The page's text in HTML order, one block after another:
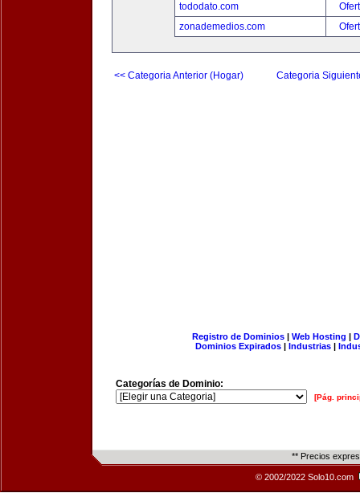
tododato.com
zonademedios.com
<< Categoria Anterior (Hogar) Categoria
Registro de Dominios| Web Hosting |
Dominios Expirados | Industrias |
Categorías de Dominio:
[Pág.
** Precios
© 2002/2022 Solo10.com